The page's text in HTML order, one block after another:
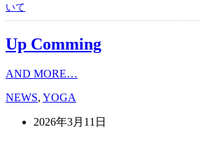
いて
Up Comming
AND MORE…
NEWS, YOGA
2026年3月11日